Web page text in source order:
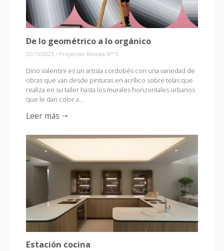
De lo geométrico a lo orgánico
02/15/2023 / Proyectar Revista N° 5
Dino Valentini es un artista cordobés con una variedad de
obras que van desde pinturas en acrílico sobre telas que
realiza en su taller hasta los murales horizontales urbanos
que le dan color a...
Leer más 🠒
Estación cocina